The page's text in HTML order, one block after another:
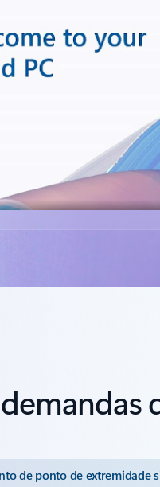
de ponto de extremidade